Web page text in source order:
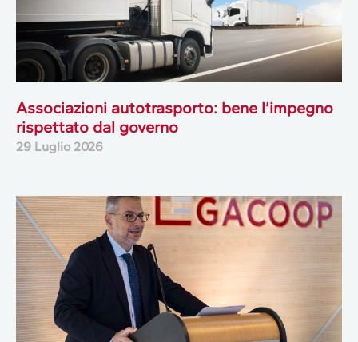
Associazioni autotrasporto: bene l’impegno
rispettato dal governo
29 Luglio 2026